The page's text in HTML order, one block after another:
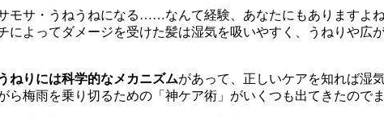
モサ・うねうねになる……なんて経験、あなたにもありますよ
よってダメージを受けた髪は湿気を吸いやすく、うねりや広
ねりには科学的なメカニズムがあって、正しいケアを知れば湿
梅雨を乗り切るための「神ケア術」がいくつも出てきたので